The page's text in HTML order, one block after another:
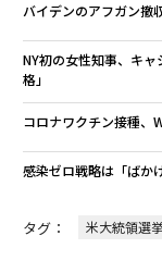
バイデンのアフガン撤
NY初の女性知事、キ
格」
コロナワクチン接種、
感染ゼロ戦略は「ばか
タグ： 米大統領選